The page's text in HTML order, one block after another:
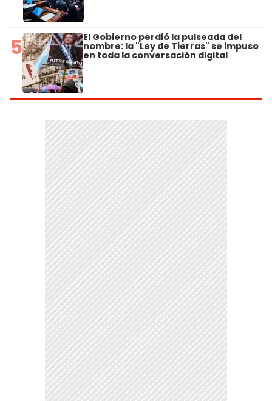
5 El Gobierno perdió la pulseada del
nombre: la "Ley de Tierras" se impuso
en toda la conversación digital